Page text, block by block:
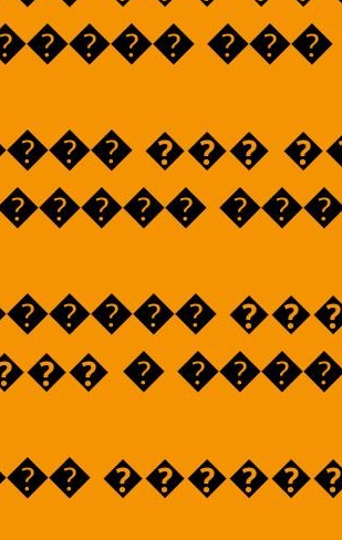
���
�